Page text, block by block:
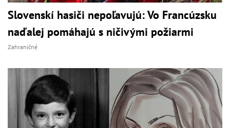
Slovenskí hasiči nepoľavujú: Vo Francúzsku
naďalej pomáhajú s ničivými požiarmi
Zahraničné